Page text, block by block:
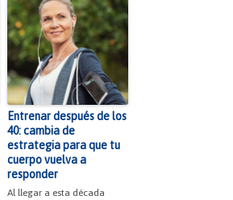
Entrenar después de los
40: cambia de
estrategia para que tu
cuerpo vuelva a
responder
Al llegar a esta década